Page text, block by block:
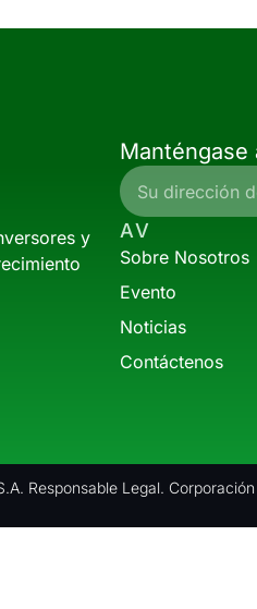
y
AV
Sobre Nosotros
Evento
Noticias
Contáctenos
Responsable Legal.